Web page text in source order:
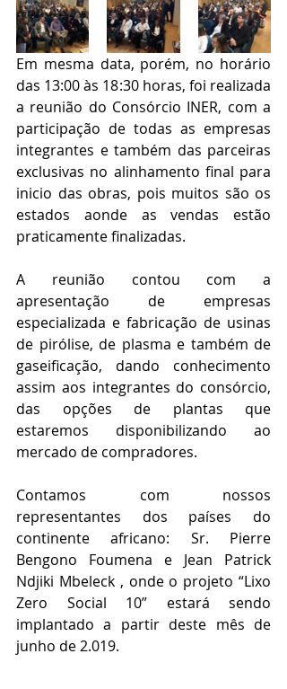
Em mesma data, porém, no horário
das 13:00 às 18:30 horas, foi realizada
a reunião do Consórcio INER, com a
participação de todas as empresas
integrantes e também das parceiras
exclusivas no alinhamento final para
inicio das obras, pois muitos são os
estados aonde as vendas estão
praticamente finalizadas.
A reunião contou com a
apresentação de empresas
especializada e fabricação de usinas
de pirólise, de plasma e também de
gaseificação, dando conhecimento
assim aos integrantes do consórcio,
das opções de plantas que
estaremos disponibilizando ao
mercado de compradores.
Contamos com nossos
representantes dos países do
continente africano: Sr. Pierre
Bengono Foumena e Jean Patrick
Ndjiki Mbeleck , onde o projeto “Lixo
Zero Social 10” estará sendo
implantado a partir deste mês de
junho de 2.019.